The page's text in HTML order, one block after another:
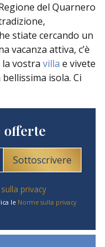
del Quarnero
stiate cercando un
vacanza attiva, c’è
vostra villa e vivete
isola. Ci
Sottoscrivere
privacy
le Norme sulla privacy